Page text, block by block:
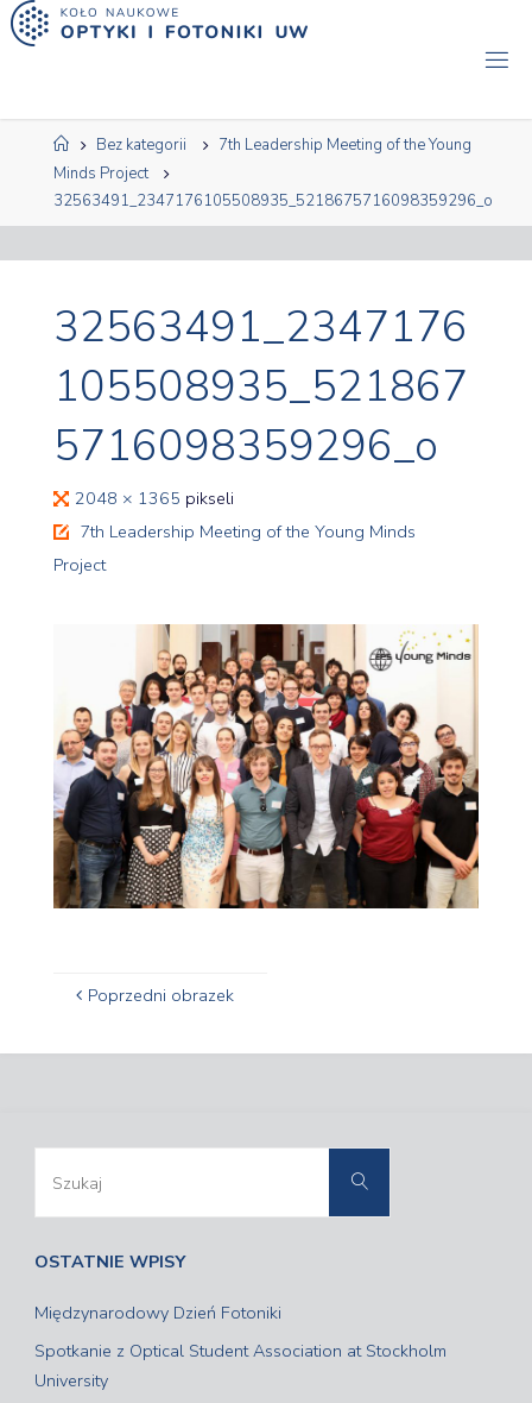
Przejdź
do
Strona
główna
Bez kategorii
7th Leadership Meeting of the Young
Minds Project
32563491_2347176105508935_5218675716098359296_o
32563491_2347176
105508935_521867
5716098359296_o
Pełny
rozmiar
2048 × 1365 pikseli
7th Leadership Meeting of the Young Minds
Project
Poprzedni obrazek
Szukaj
OSTATNIE WPISY
Międzynarodowy Dzień Fotoniki
Spotkanie z Optical Student Association at Stockholm
University